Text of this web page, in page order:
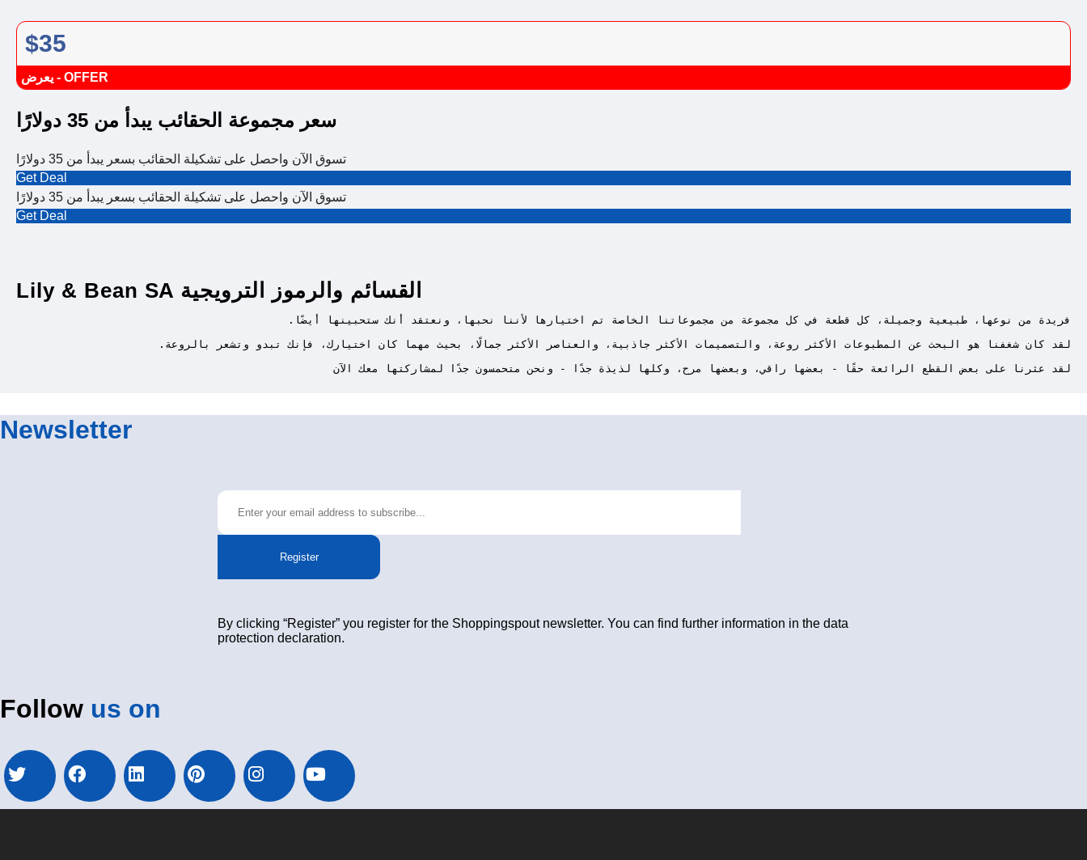
$35
يعرض - OFFER
سعر مجموعة الحقائب يبدأ من 35 دولارًا
تسوق الآن واحصل على تشكيلة الحقائب بسعر يبدأ من 35 دولارًا
Get Deal
تسوق الآن واحصل على تشكيلة الحقائب بسعر يبدأ من 35 دولارًا
Get Deal
Lily & Bean SA القسائم والرموز الترويجية
لقد عثرنا على بعض القطع الرائعة حقًا - بعضها راقي، وبعضها مرح، وكلها لذيذة جدًا - ونحن متحمسون جدًا لمشاركتها معك الآن
Newsletter
Register
By clicking “Register” you register for the Shoppingspout newsletter. You can find further information in the data
protection declaration.
Follow us on